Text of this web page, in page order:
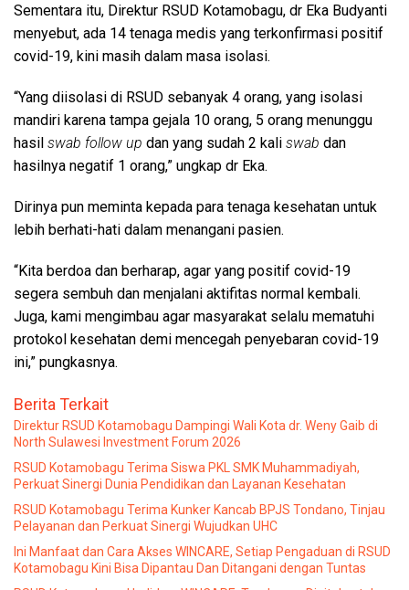
Sementara itu, Direktur RSUD Kotamobagu, dr Eka Budyanti
menyebut, ada 14 tenaga medis yang terkonfirmasi positif
covid-19, kini masih dalam masa isolasi.
“Yang diisolasi di RSUD sebanyak 4 orang, yang isolasi
mandiri karena tampa gejala 10 orang, 5 orang menunggu
hasil swab follow up dan yang sudah 2 kali swab dan
hasilnya negatif 1 orang,” ungkap dr Eka.
Dirinya pun meminta kepada para tenaga kesehatan untuk
lebih berhati-hati dalam menangani pasien.
“Kita berdoa dan berharap, agar yang positif covid-19
segera sembuh dan menjalani aktifitas normal kembali.
Juga, kami mengimbau agar masyarakat selalu mematuhi
protokol kesehatan demi mencegah penyebaran covid-19
ini,” pungkasnya.
Berita Terkait
Direktur RSUD Kotamobagu Dampingi Wali Kota dr. Weny Gaib di
North Sulawesi Investment Forum 2026
RSUD Kotamobagu Terima Siswa PKL SMK Muhammadiyah,
Perkuat Sinergi Dunia Pendidikan dan Layanan Kesehatan
RSUD Kotamobagu Terima Kunker Kancab BPJS Tondano, Tinjau
Pelayanan dan Perkuat Sinergi Wujudkan UHC
Ini Manfaat dan Cara Akses WINCARE, Setiap Pengaduan di RSUD
Kotamobagu Kini Bisa Dipantau Dan Ditangani dengan Tuntas